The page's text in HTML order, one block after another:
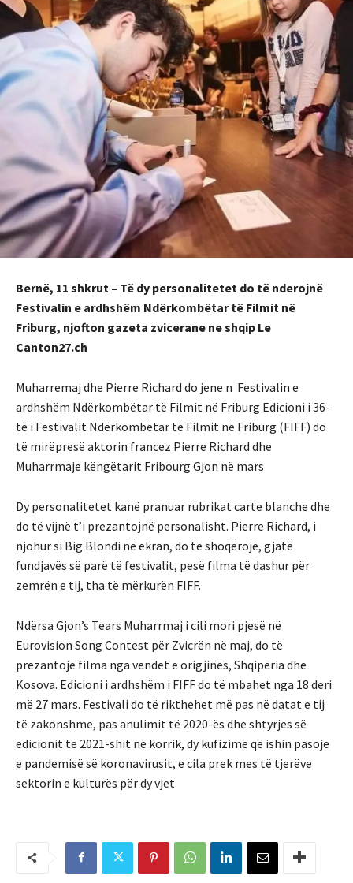
Bernë, 11 shkrut – Të dy personalitetet do të nderojnë
Festivalin e ardhshëm Ndërkombëtar të Filmit në
Friburg, njofton gazeta zvicerane ne shqip Le
Canton27.ch
Muharremaj dhe Pierre Richard do jene n Festivalin e
ardhshëm Ndërkombëtar të Filmit në Friburg Edicioni i 36-
të i Festivalit Ndërkombëtar të Filmit në Friburg (FIFF) do
të mirëpresë aktorin francez Pierre Richard dhe
Muharrmaje këngëtarit Fribourg Gjon në mars
Dy personalitetet kanë pranuar rubrikat carte blanche dhe
do të vijnë t’i prezantojnë personalisht. Pierre Richard, i
njohur si Big Blondi në ekran, do të shoqërojë, gjatë
fundjavës së parë të festivalit, pesë filma të dashur për
zemrën e tij, tha të mërkurën FIFF.
Ndërsa Gjon’s Tears Muharrmaj i cili mori pjesë në
Eurovision Song Contest për Zvicrën në maj, do të
prezantojë filma nga vendet e origjinës, Shqipëria dhe
Kosova. Edicioni i ardhshëm i FIFF do të mbahet nga 18 deri
më 27 mars. Festivali do të rikthehet më pas në datat e tij
të zakonshme, pas anulimit të 2020-ës dhe shtyrjes së
edicionit të 2021-shit në korrik, dy kufizime që ishin pasojë
e pandemisë së koronavirusit, e cila prek mes të tjerëve
sektorin e kulturës për dy vjet